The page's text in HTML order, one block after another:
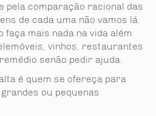
pela comparação racional das
de cada uma não vamos lá.
mais nada na vida além
vinhos, restaurantes
senão pedir ajuda.
é quem se ofereça para
ou pequenas